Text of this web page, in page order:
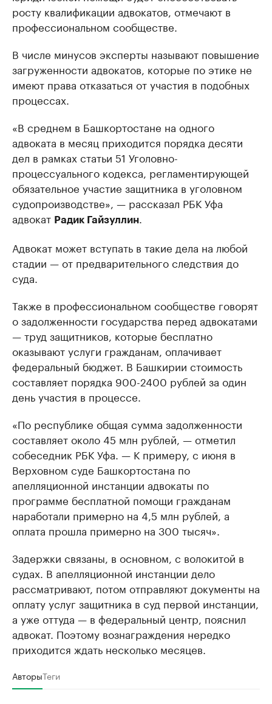
росту квалификации адвокатов, отмечают в
профессиональном сообществе.
В числе минусов эксперты называют повышение
загруженности адвокатов, которые по этике не
имеют права отказаться от участия в подобных
процессах.
«В среднем в Башкортостане на одного
адвоката в месяц приходится порядка десяти
дел в рамках статьи 51 Уголовно-
процессуального кодекса, регламентирующей
обязательное участие защитника в уголовном
судопроизводстве», — рассказал РБК Уфа
адвокат Радик Гайзуллин
Адвокат может вступать в такие дела на любой
стадии — от предварительного следствия до
суда.
Также в профессиональном сообществе говорят
о задолженности государства перед адвокатами
— труд защитников, которые бесплатно
оказывают услуги гражданам, оплачивает
федеральный бюджет. В Башкирии стоимость
составляет порядка 900-2400 рублей за один
день участия в процессе.
«По республике общая сумма задолженности
составляет около 45 млн рублей, — отметил
собеседник РБК Уфа. — К примеру, с июня в
Верховном суде Башкортостана по
апелляционной инстанции адвокаты по
программе бесплатной помощи гражданам
наработали примерно на 4,5 млн рублей, а
оплата прошла примерно на 300 тысяч».
Задержки связаны, в основном, с волокитой в
судах. В апелляционной инстанции дело
рассматривают, потом отправляют документы на
оплату услуг защитника в суд первой инстанции,
а уже оттуда — в федеральный центр, пояснил
адвокат. Поэтому вознаграждения нередко
приходится ждать несколько месяцев.
АвторыТеги